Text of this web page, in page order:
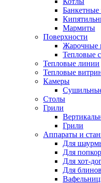
Банкетные
Мармиты
Поверхности
Жарочные
Тепловые
Тепловые линии
Тепловые
Камеры
Столы
Грили
Грили
Аппараты и
Для
Для
Для хот-
Для блинов